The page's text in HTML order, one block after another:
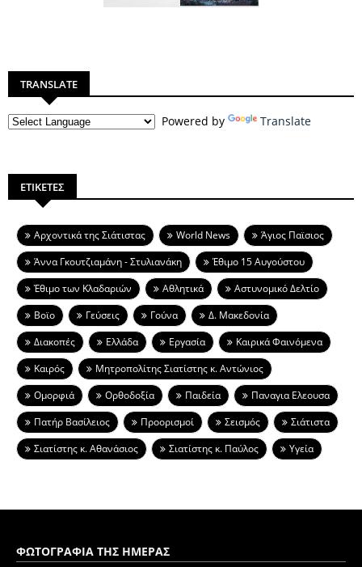
TRANSLATE
Powered by Translate
ΕΤΙΚΕΤΕΣ
Aρχοντικά της Σιάτιστας World News
Άγιος Παϊσιος
Άννα Γκουτζιαμάνη - Στυλιανάκη
Έθιμο 15 Αυγούστου
Έθιμο των Κλαδαριών
Αθλητικά
Αστυνομικό Δελτίο
Βοϊο
Γεύσεις Γούνα
Δ. Μακεδονία
Διακοπές
Ελλάδα Εργασία
Καιρικά Φαινόμενα
Καιρός
Μητροπολίτης Σιατίστης κ. Αντώνιος
Ομορφιά
Ορθοδοξία Παιδεία
Παναγια Ελεουσα
Πατήρ Βασίλειος
Προορισμοί Σεισμός
Σιάτιστα
Σιατίστης κ. Αθανάσιος
Σιατίστης κ. Παύλος Υγεία
ΦΩΤΟΓΡΑΦΙΑ ΤΗΣ ΗΜΕΡΑΣ